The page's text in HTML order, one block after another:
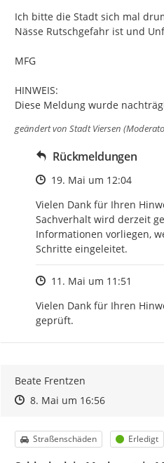
Ich bitte die Stadt sich mal
Nässe Rutschgefahr ist und
MFG
HINWEIS:
Diese Meldung wurde
geändert von Stadt Viersen
Rückmeldungen
Zeitpunkt des Erstellens
19. Mai um 12:04
Vielen Dank für Ihren
Sachverhalt wird derzeit
Informationen vorliegen,
Schritte eingeleitet.
Zeitpunkt des Erstellens
11. Mai um 11:51
Vielen Dank für Ihren
geprüft.
Beate Frentzen
Zeitpunkt des Erstellens
Zeitpunkt des Erstellens
8. Mai um 16:56Zur Äußerung
Kategorie
Straßenschäden Status
Erledigt